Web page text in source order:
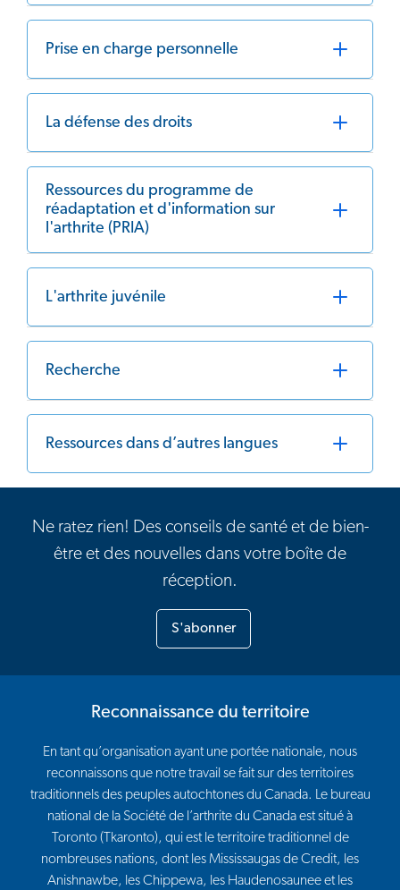
Prise en charge personnelle
La défense des droits
Ressources du programme de
réadaptation et d'information sur
l'arthrite (PRIA)
L'arthrite juvénile
Recherche
Ressources dans d’autres langues
Ne ratez rien! Des conseils de santé et de bien-
être et des nouvelles dans votre boîte de
réception.
S'abonner
Reconnaissance du territoire
En tant qu’organisation ayant une portée nationale, nous
reconnaissons que notre travail se fait sur des territoires
traditionnels des peuples autochtones du Canada. Le bureau
national de la Société de l’arthrite du Canada est situé à
Toronto (Tkaronto), qui est le territoire traditionnel de
nombreuses nations, dont les Mississaugas de Credit, les
Anishnawbe, les Chippewa, les Haudenosaunee et les